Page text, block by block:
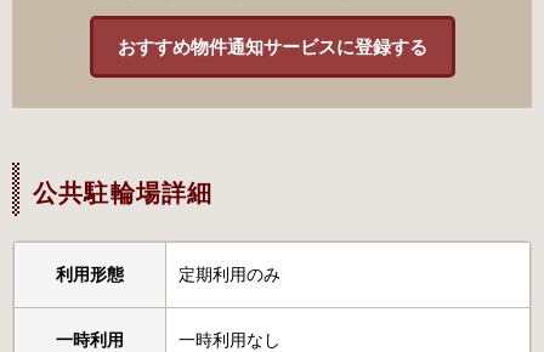
おすすめ物件通知サービスに登録する
公共駐輪場詳細
利用形態 定期利用のみ
一時利用 一時利用なし